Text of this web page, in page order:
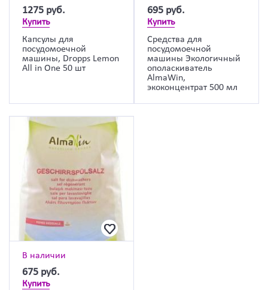
1275 руб.
Купить
Капсулы для
посудомоечной
машины, Dropps Lemon
All in One 50 шт
695 руб.
Купить
Средства для
посудомоечной
машины Экологичный
ополаскиватель
AlmaWin,
экоконцентрат 500 мл
В наличии
675 руб.
Купить